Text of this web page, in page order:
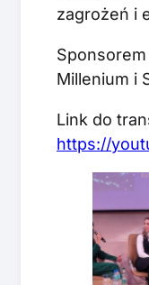
zagrożeń i
Millenium i
Link do
https://